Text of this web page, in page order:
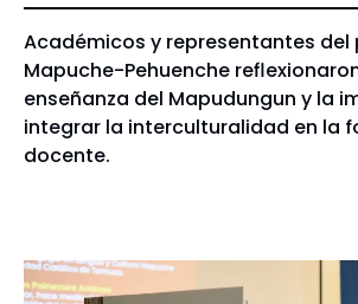
Académicos y representantes del
Mapuche-Pehuenche
enseñanza del Mapudungun y la
integrar la interculturalidad en la
docente.